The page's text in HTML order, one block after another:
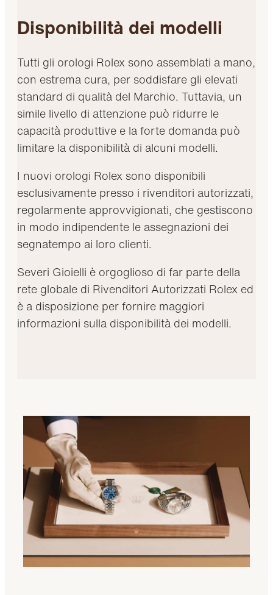
Disponibilità dei modelli
Tutti gli orologi Rolex sono assemblati a mano,
con estrema cura, per soddisfare gli elevati
standard di qualità del Marchio. Tuttavia, un
simile livello di attenzione può ridurre le
capacità produttive e la forte domanda può
limitare la disponibilità di alcuni modelli.
I nuovi orologi Rolex sono disponibili
esclusivamente presso i rivenditori autorizzati,
regolarmente approvvigionati, che gestiscono
in modo indipendente le assegnazioni dei
segnatempo ai loro clienti.
Severi Gioielli è orgoglioso di far parte della
rete globale di Rivenditori Autorizzati Rolex ed
è a disposizione per fornire maggiori
informazioni sulla disponibilità dei modelli.